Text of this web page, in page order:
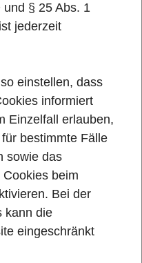
§ 25 Abs. 1
jederzeit
einstellen, dass
informiert
Einzelfall erlauben,
bestimmte Fälle
sowie das
beim
Bei der
kann die
eingeschränkt